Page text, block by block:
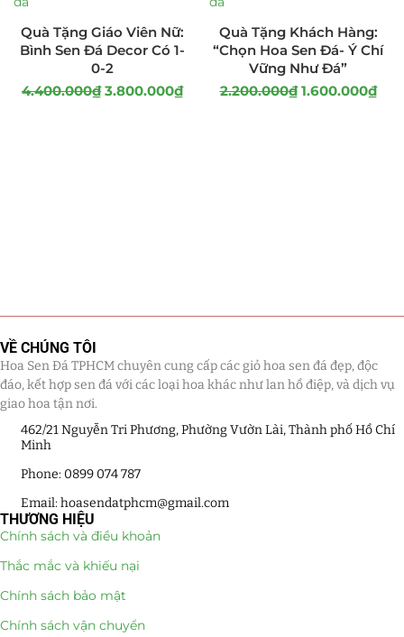
Quà Tặng Giáo Viên Nữ:
Bình Sen Đá Decor Có 1-
0-2
4.400.000₫ 3.800.000₫
Quà Tặng Khách Hàng:
“Chọn Hoa Sen Đá- Ý Chí
Vững Như Đá”
2.200.000₫ 1.600.000₫
VỀ CHÚNG TÔI
Hoa Sen Đá TPHCM chuyên cung cấp các giỏ hoa sen đá đẹp, độc
đáo, kết hợp sen đá với các loại hoa khác như lan hồ điệp, và dịch vụ
giao hoa tận nơi.
462/21 Nguyễn Tri Phương, Phường Vườn Lài, Thành phố Hồ Chí
Minh
Phone: 0899 074 787
Email: hoasendatphcm@gmail.com
THƯƠNG HIỆU
Chính sách và điều khoản
Thắc mắc và khiếu nại
Chính sách bảo mật
Chính sách vận chuyển